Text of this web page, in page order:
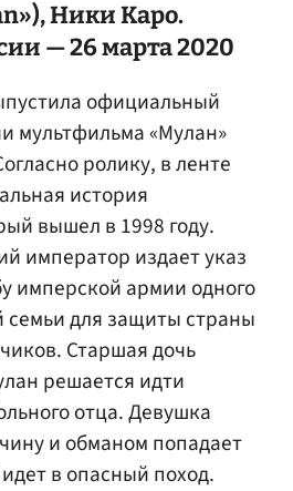
Ники Каро.
— 26 марта 2020
официальный
мультфильма «Мулан»
ролику, в ленте
история
вышел в 1998 году.
император издает указ
имперской армии одного
для защиты страны
Старшая дочь
решается идти
отца. Девушка
и обманом попадает
в опасный поход.